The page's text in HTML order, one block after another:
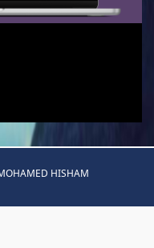
HISHAM